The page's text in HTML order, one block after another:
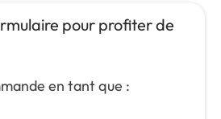
pour profiter de
en tant que :